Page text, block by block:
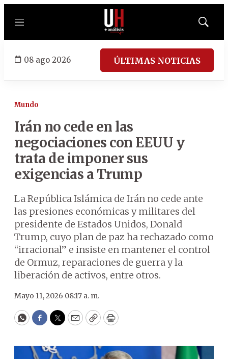
Menú
Mostrar
08 ago 2026 ÚLTIMAS NOTICIAS
Mundo
Irán no cede en las
negociaciones con EEUU y
trata de imponer sus
exigencias a Trump
La República Islámica de Irán no cede ante
las presiones económicas y militares del
presidente de Estados Unidos, Donald
Trump, cuyo plan de paz ha rechazado como
“irracional” e insiste en mantener el control
de Ormuz, reparaciones de guerra y la
liberación de activos, entre otros.
Mayo 11, 2026 08:17 a. m.
WhatsApp
Facebook
Twitter
EmailCopyPrint